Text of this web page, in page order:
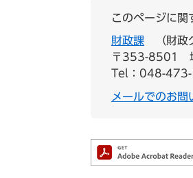
このページに関
財政課
財政
〒353-8501
Tel：048-
メールでのお問